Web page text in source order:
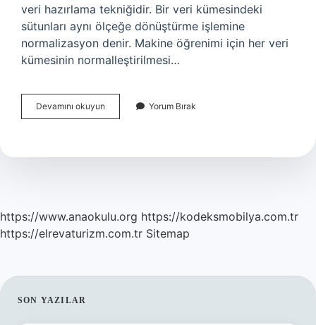
veri hazırlama tekniğidir. Bir veri kümesindeki
sütunları aynı ölçeğe dönüştürme işlemine
normalizasyon denir. Makine öğrenimi için her veri
kümesinin normalleştirilmesi…
Devamını okuyun
Normalize
Demek
Yorum Bırak
https://www.anaokulu.org https://kodeksmobilya.com.tr
https://elrevaturizm.com.tr Sitemap
SIDEBAR
SON YAZILAR